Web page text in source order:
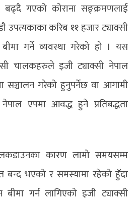
गएको कोराना सङ्क्रमणलाई
उपत्यकाका करिब ११ हजार ट्याक्सी
गर्ने व्यवस्था गरेको हो । यस
चालकहरुले इजी ट्याक्सी नेपाल
सञ्चालन गरेको हुनुपर्नेछ वा आगामी
एपमा आवद्ध हुने प्रतिबद्धता
कारण लामो समयसम्म
बन्द भएको र समस्यामा रहेको हुँदा
गर्न लागिएको इजी ट्याक्सी